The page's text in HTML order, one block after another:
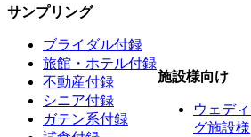
サンプリング
ブライダル付録
旅館・ホテル付録
不動産付録
シニア付録
ガテン系付録
施設様向け
ウェデ
グ施設様